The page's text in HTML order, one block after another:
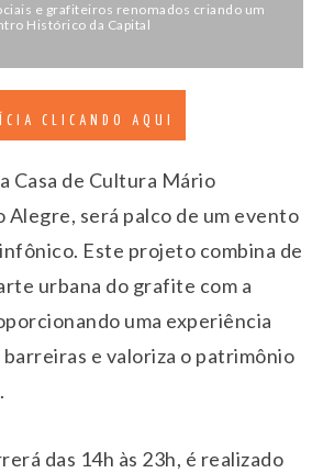
e grafiteiros renomados criando um
Histórico da Capital
CLICANDO AQUI
Casa de Cultura Mário
Alegre, será palco de um evento
Este projeto combina de
urbana do grafite com a
uma experiência
e valoriza o patrimônio
das 14h às 23h, é realizado